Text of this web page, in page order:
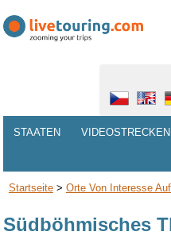
STAATEN VIDEOSTRECKEN
Startseite> Orte Von Interesse
Südböhmisches